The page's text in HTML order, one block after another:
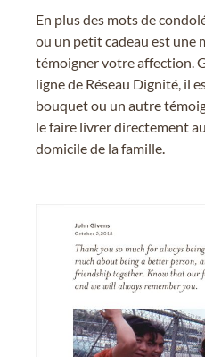
En plus des mots de
ou un petit cadeau est une
témoigner votre affection.
ligne de Réseau Dignité, il
bouquet ou un autre
le faire livrer directement
domicile de la famille.